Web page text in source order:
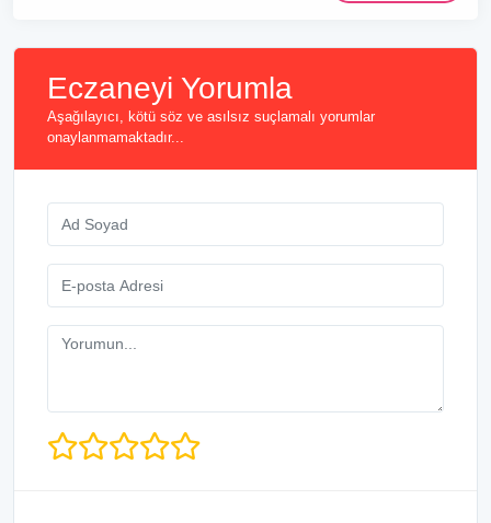
Eczaneyi Yorumla
Aşağılayıcı, kötü söz ve asılsız suçlamalı yorumlar
onaylanmamaktadır...